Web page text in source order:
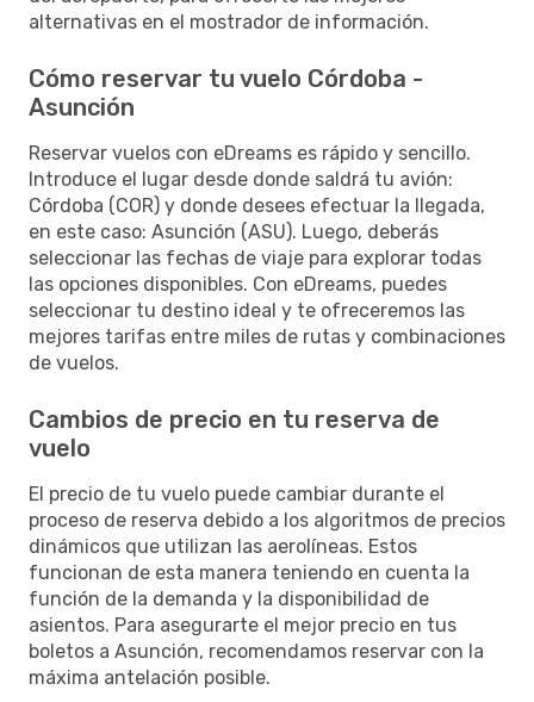
alternativas en el mostrador de información.
Cómo reservar tu vuelo Córdoba -
Asunción
Reservar vuelos con eDreams es rápido y sencillo.
Introduce el lugar desde donde saldrá tu avión:
Córdoba (COR) y donde desees efectuar la llegada,
en este caso: Asunción (ASU). Luego, deberás
seleccionar las fechas de viaje para explorar todas
las opciones disponibles. Con eDreams, puedes
seleccionar tu destino ideal y te ofreceremos las
mejores tarifas entre miles de rutas y combinaciones
de vuelos.
Cambios de precio en tu reserva de
vuelo
El precio de tu vuelo puede cambiar durante el
proceso de reserva debido a los algoritmos de precios
dinámicos que utilizan las aerolíneas. Estos
funcionan de esta manera teniendo en cuenta la
función de la demanda y la disponibilidad de
asientos. Para asegurarte el mejor precio en tus
boletos a Asunción, recomendamos reservar con la
máxima antelación posible.